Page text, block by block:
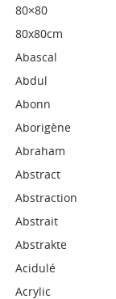
80×80
80x80cm
Abascal
Abdul
Abonn
Aborigène
Abraham
Abstract
Abstraction
Abstrait
Abstrakte
Acidulé
Acrylic